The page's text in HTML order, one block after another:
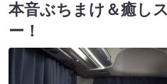
本音ぶちまけ＆癒し
ー！